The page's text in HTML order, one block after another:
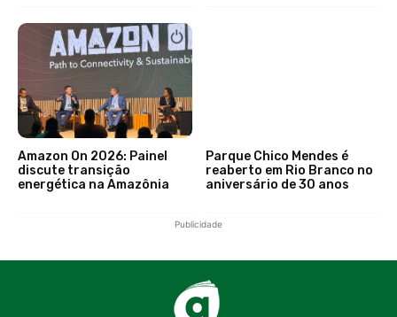
Amazon On 2026: Painel
discute transição
energética na Amazônia
Parque Chico Mendes é
reaberto em Rio Branco no
aniversário de 30 anos
Publicidade